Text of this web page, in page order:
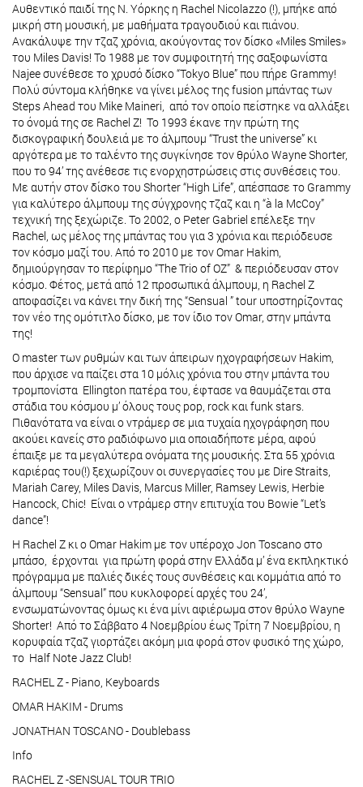
Αυθεντικό παιδί της Ν. Υόρκης η Rachel Nicolazzo (!), μπήκε από
μικρή στη μουσική, με μαθήματα τραγουδιού και πιάνου.
Ανακάλυψε την τζαζ χρόνια, ακούγοντας τον δίσκο «Miles Smiles»
του Miles Davis! To 1988 με τον συμφοιτητή της σαξοφωνίστα
Najee συνέθεσε το χρυσό δίσκο “Tokyo Blue” που πήρε Grammy!
Πολύ σύντομα κλήθηκε να γίνει μέλος της fusion μπάντας των
Steps Ahead του Mike Maineri, από τον οποίο πείστηκε να αλλάξει
το όνομά της σε Rachel Z! Το 1993 έκανε την πρώτη της
δισκογραφική δουλειά με το άλμπουμ “Trust the universe” κι
αργότερα με το ταλέντο της συγκίνησε τον θρύλο Wayne Shorter,
που το 94’ της ανέθεσε τις ενορχηστρώσεις στις συνθέσεις του.
Με αυτήν στον δίσκο του Shorter “High Life”, απέσπασε το Grammy
για καλύτερο άλμπουμ της σύγχρονης τζαζ και η “à la McCoy”
τεχνική της ξεχώριζε. To 2002, ο Peter Gabriel επέλεξε την
Rachel, ως μέλος της μπάντας του για 3 χρόνια και περιόδευσε
τον κόσμο μαζί του. Από το 2010 με τον Omar Hakim,
δημιούργησαν το περίφημο “The Trio of OZ” & περιόδευσαν στον
κόσμο. Φέτος, μετά από 12 προσωπικά άλμπουμ, η Rachel Z
αποφασίζει να κάνει την δική της “Sensual ” tour υποστηρίζοντας
τον νέο της ομότιτλο δίσκο, με τον ίδιο τον Omar, στην μπάντα
της!
Ο master των ρυθμών και των άπειρων ηχογραφήσεων Hakim,
που άρχισε να παίζει στα 10 μόλις χρόνια του στην μπάντα του
τρομπονίστα Ellington πατέρα του, έφτασε να θαυμάζεται στα
στάδια του κόσμου μ’ όλους τους pop, rock και funk stars.
Πιθανότατα να είναι ο ντράμερ σε μια τυχαία ηχογράφηση που
ακούει κανείς στο ραδιόφωνο μια οποιαδήποτε μέρα, αφού
έπαιξε με τα μεγαλύτερα ονόματα της μουσικής. Στα 55 χρόνια
καριέρας του(!) ξεχωρίζουν οι συνεργασίες του με Dire Straits,
Mariah Carey, Miles Davis, Marcus Miller, Ramsey Lewis, Herbie
Hancock, Chic! Είναι ο ντράμερ στην επιτυχία του Bowie “Let’s
dance”!
H Rachel Z κι ο Omar Hakim με τον υπέροχο Jon Toscano στο
μπάσο, έρχονται για πρώτη φορά στην Ελλάδα μ’ ένα εκπληκτικό
πρόγραμμα με παλιές δικές τους συνθέσεις και κομμάτια από το
άλμπουμ “Sensual” που κυκλοφορεί αρχές του 24’,
ενσωματώνοντας όμως κι ένα μίνι αφιέρωμα στον θρύλο Wayne
Shorter! Από το Σάββατο 4 Νοεμβρίου έως Τρίτη 7 Νοεμβρίου, η
κορυφαία τζαζ γιορτάζει ακόμη μια φορά στον φυσικό της χώρο,
το Half Note Jazz Club!
RACHEL Z - Piano, Keyboards
OMAR HAKIM - Drums
JONATHAN TOSCANO - Doublebass
Info
RACHEL Z -SENSUAL TOUR TRIO